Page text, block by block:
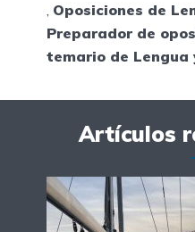
, Oposiciones de
Preparador de
temario de
Artículos